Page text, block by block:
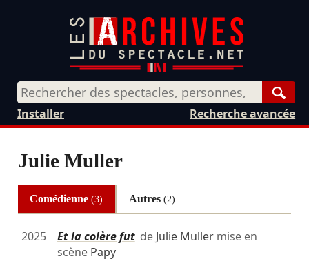
Recherche avancée
Installer
Julie Muller
Comédienne(3) Autres (2)
2025 Et la colère futde Julie Mullermise en
scène Papy